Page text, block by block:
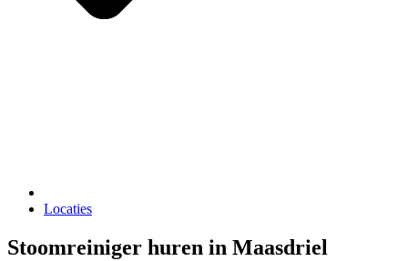
Locaties
Stoomreiniger huren in Maasdriel